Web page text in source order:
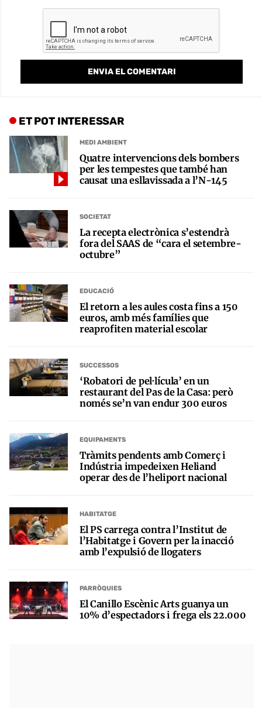
ET POT INTERESSAR
MEDI AMBIENT
Quatre intervencions dels bombers
per les tempestes que també han
causat una esllavissada a l’N-145
SOCIETAT
La recepta electrònica s’estendrà
fora del SAAS de “cara el setembre-
octubre”
EDUCACIÓ
El retorn a les aules costa fins a 150
euros, amb més famílies que
reaprofiten material escolar
SUCCESSOS
‘Robatori de pel·lícula’ en un
restaurant del Pas de la Casa: però
només se’n van endur 300 euros
EQUIPAMENTS
Tràmits pendents amb Comerç i
Indústria impedeixen Heliand
operar des de l’heliport nacional
HABITATGE
El PS carrega contra l’Institut de
l’Habitatge i Govern per la inacció
amb l’expulsió de llogaters
PARRÒQUIES
El Canillo Escènic Arts guanya un
10% d’espectadors i frega els 22.000